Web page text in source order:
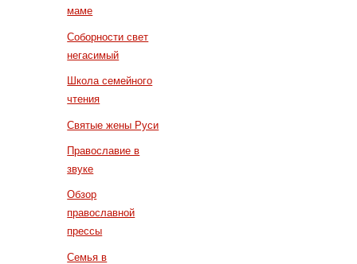
маме
Соборности свет
негасимый
Школа семейного
чтения
Святые жены Руси
Православие в
звуке
Обзор
православной
прессы
Семья в